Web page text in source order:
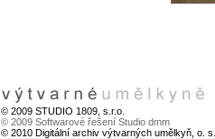
© 2009 STUDIO 1809, s.r.o.
© 2009 Softwarové řešení Studio dmm
© 2010 Digitální archiv výtvarných umělkyň, o. s.